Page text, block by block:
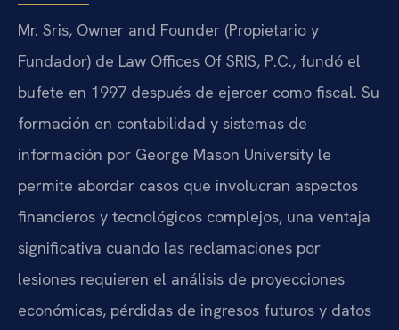
Mr. Sris, Owner and Founder (Propietario y
Fundador) de Law Offices Of SRIS, P.C., fundó el
bufete en 1997 después de ejercer como fiscal. Su
formación en contabilidad y sistemas de
información por George Mason University le
permite abordar casos que involucran aspectos
financieros y tecnológicos complejos, una ventaja
significativa cuando las reclamaciones por
lesiones requieren el análisis de proyecciones
económicas, pérdidas de ingresos futuros y datos